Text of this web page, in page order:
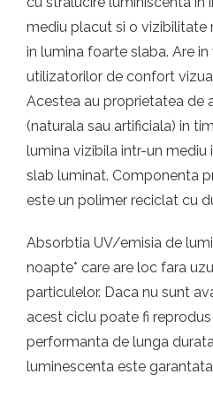
mediu placut si o vizibilitate
in lumina foarte slaba. Are
utilizatorilor de confort
Acestea au proprietatea de
(naturala sau artificiala) in
lumina vizibila intr-un
slab luminat. Componenta
este un polimer reciclat cu
Absorbtia UV/emisia de
noapte* care are loc fara
particulelor. Daca nu sunt
acest ciclu poate fi
performanta de lunga
luminescenta este